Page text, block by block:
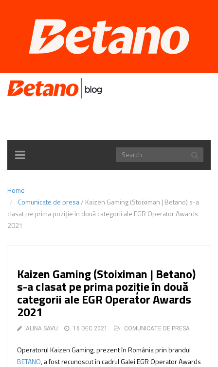
TOGGLE
NAVIGATION
Home
Comunicate de presa/ Kaizen Gaming (Stoiximan | Betano) s-a
clasat pe prima poziție în două categorii ale EGR Operator Awards
2021
Kaizen Gaming (Stoiximan | Betano)
s-a clasat pe prima poziție în două
categorii ale EGR Operator Awards
2021
ALINA SAVU 16 DEC 2021 COMUNICATE DE PRESA
Operatorul Kaizen Gaming, prezent în România prin brandul
BETANO, a fost recunoscut în cadrul Galei EGR Operator Awards